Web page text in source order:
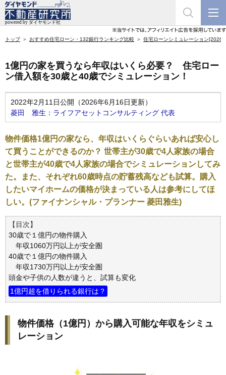
トップ おすすめ住宅ローン・132銀行ランキング比較 住宅ローンシミュレーション[2026
1億円の家を買うなら年収はいくら必要？ 住宅ロー
ン借入額を30歳と40歳でシミュレーション！
2022年2月11日公開（2026年6月16日更新）
菱田 雅生：ライフアセットコンサルティング 代表
物件価格1億円の家なら、年収はいくらぐらいあれば安心し
て買うことができるのか？ 世帯主が30歳で4人家族の場合
と世帯主が40歳で4人家族の場合でシミュレーションしてみ
た。また、それぞれ60歳時点の貯蓄残高なども試算。購入
したいマイホームの価格が決まっている人は参考にしてほ
しい。(ファイナンシャル・プランナー 菱田雅生)
【目次】
30歳で１億円の物件購入
年収1060万円以上が安全圏
40歳で１億円の物件購入
年収1730万円以上が安全圏
頭金や子供の人数が違うと、試算も変化
1億円超を借りられる銀行は？
物件価格（1億円）から購入可能な年収をシミュ
レーション